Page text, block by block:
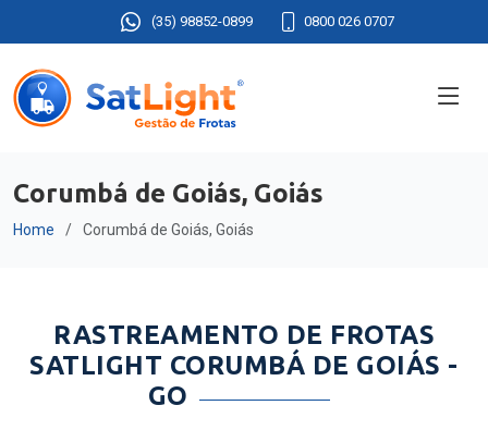
(35) 98852-0899 0800 026 0707
Corumbá de Goiás, Goiás
Home Corumbá de Goiás, Goiás
RASTREAMENTO DE FROTAS
SATLIGHT CORUMBÁ DE GOIÁS -
GO